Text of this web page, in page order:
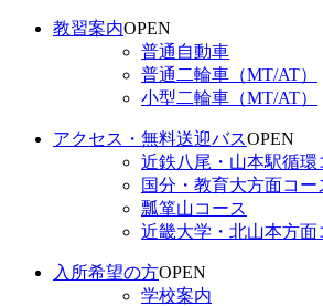
教習案内OPEN
普通自動車
普通二輪車（MT/AT）
小型二輪車（MT/AT）
アクセス・無料送迎バスOPEN
近鉄八尾・山本駅循環
国分・教育大方面コー
瓢箪山コース
近畿大学・北山本方面
入所希望の方OPEN
学校案内